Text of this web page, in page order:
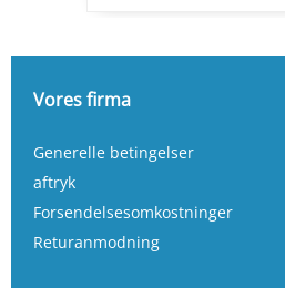
Vores firma
Generelle betingelser
aftryk
Forsendelsesomkostninger
Returanmodning